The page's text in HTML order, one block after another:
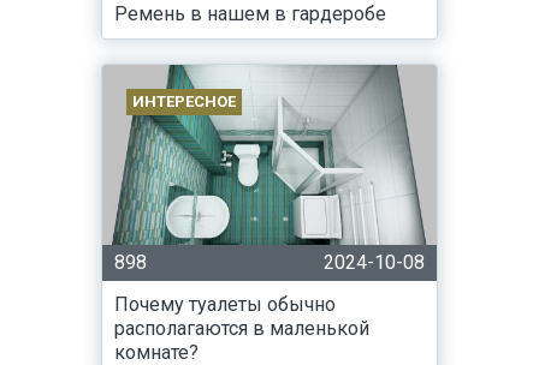
Ремень в нашем в гардеробе
ИНТЕРЕСНОЕ
898
2024-10-08
Почему туалеты обычно
располагаются в маленькой
комнате?